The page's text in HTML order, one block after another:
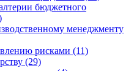
бюджетного
менеджменту
рисками (11)
(29)